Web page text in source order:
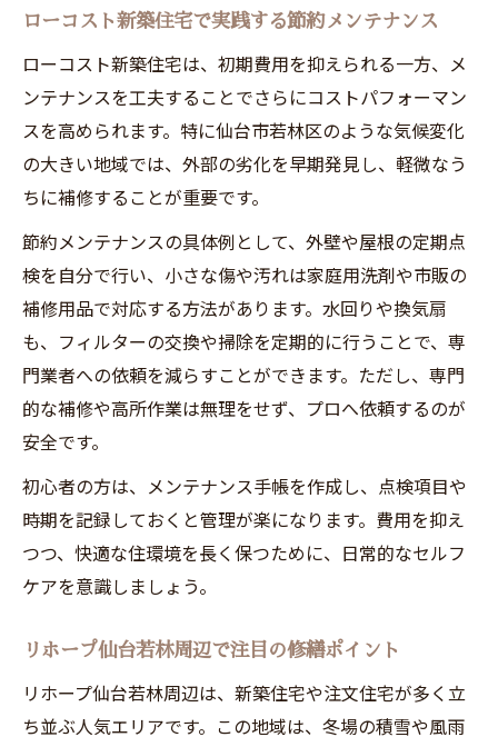
仙台市注文住宅で老後も安心できる家づく
子育て世帯におすすめの将来設計と点検習
慣
リホープ仙台若林の評判から学ぶ手入れの
コツ
ローコスト新築住宅で実践する節約メンテナンス
ローコスト新築住宅は、初期費用を抑えられる一方、メ
ンテナンスを工夫することでさらにコストパフォーマン
スを高められます。特に仙台市若林区のような気候変化
の大きい地域では、外部の劣化を早期発見し、軽微なう
ちに補修することが重要です。
節約メンテナンスの具体例として、外壁や屋根の定期点
検を自分で行い、小さな傷や汚れは家庭用洗剤や市販の
補修用品で対応する方法があります。水回りや換気扇
も、フィルターの交換や掃除を定期的に行うことで、専
門業者への依頼を減らすことができます。ただし、専門
的な補修や高所作業は無理をせず、プロへ依頼するのが
安全です。
初心者の方は、メンテナンス手帳を作成し、点検項目や
時期を記録しておくと管理が楽になります。費用を抑え
つつ、快適な住環境を長く保つために、日常的なセルフ
ケアを意識しましょう。
リホープ仙台若林周辺で注目の修繕ポイント
リホープ仙台若林周辺は、新築住宅や注文住宅が多く立
ち並ぶ人気エリアです。この地域は、冬場の積雪や風雨